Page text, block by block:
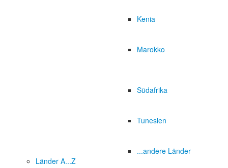
Kenia
Marokko
Südafrika
Tunesien
...andere Länder
Länder A...Z